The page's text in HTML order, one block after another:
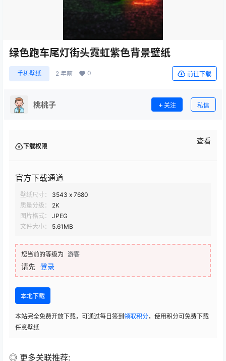
绿色跑车尾灯街头霓虹紫色背景壁纸
手机壁纸 2 年前 0 前往下载
桃桃子 关注 私信
下载权限
查看
官方下载通道
壁纸尺寸：
3543 x 7680
质量分级：
2K
图片格式：
JPEG
文件大小：
5.61MB
您当前的等级为 游客
请先 登录
本地下载
本站完全免费开放下载，可通过每日签到 领取积分，使用积分可免费下载
任意壁纸
◎ 更多关联推荐: